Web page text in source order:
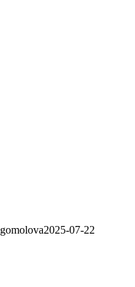
gomolova2025-07-22